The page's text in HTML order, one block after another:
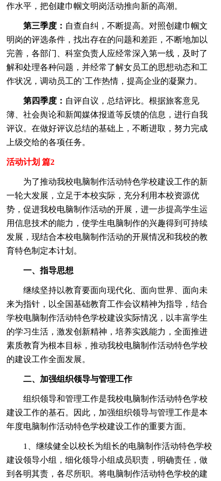
作水平，把创建巾帼文明岗活动推向新的高潮。
第三季度： 自查自纠，不断提高。对照创建巾帼文
明岗的评选条件，找出存在的问题和差距，不断地加以
完善，各部门、科室负责人应经常深入第一线，及时了
解和处理各种问题，并经常了解女员工的思想动态和工
作状况，调动员工的`工作热情，提高企业的凝聚力。
第四季度： 自评自议，总结评比。根据旅客意见
簿、社会舆论和新闻媒体报道等反馈的信息，进行自我
评议。在做好评议总结的基础上，不断进取，努力完成
上级交给的各项任务。
活动计划 篇2
为了推动我校电脑制作活动特色学校建设工作的新
一轮大发展，立足于本校实际，充分利用本校资源优
势，促进我校电脑制作活动的开展，进一步提高学生运
用信息技术的能力，使学生电脑制作的兴趣得到可持续
发展，现结合本校电脑制作活动的开展情况和我校的教
育特色制定本计划。
一、指导思想
继续坚持以教育要面向现代化、面向世界、面向未
来为指针，以全国基础教育工作会议精神为指导，结合
学校电脑制作活动特色学校建设实际情况，以丰富学生
的学习生活，激发创新精神，培养实践能力，全面推进
素质教育为根本目标，推动我校电脑制作活动特色学校
的建设工作全面发展。
二、加强组织领导与管理工作
组织领导和管理工作是我校电脑制作活动特色学校
建设工作的基石。因此，加强组织领导与管理工作是本
年度电脑制作活动特色学校建设工作的重要方面。
1、继续健全以校长为组长的电脑制作活动特色学校
建设领导小组，细化领导小组成员职责，明确责任，做
到各明其责，各尽所职。将电脑制作活动特色学校的建